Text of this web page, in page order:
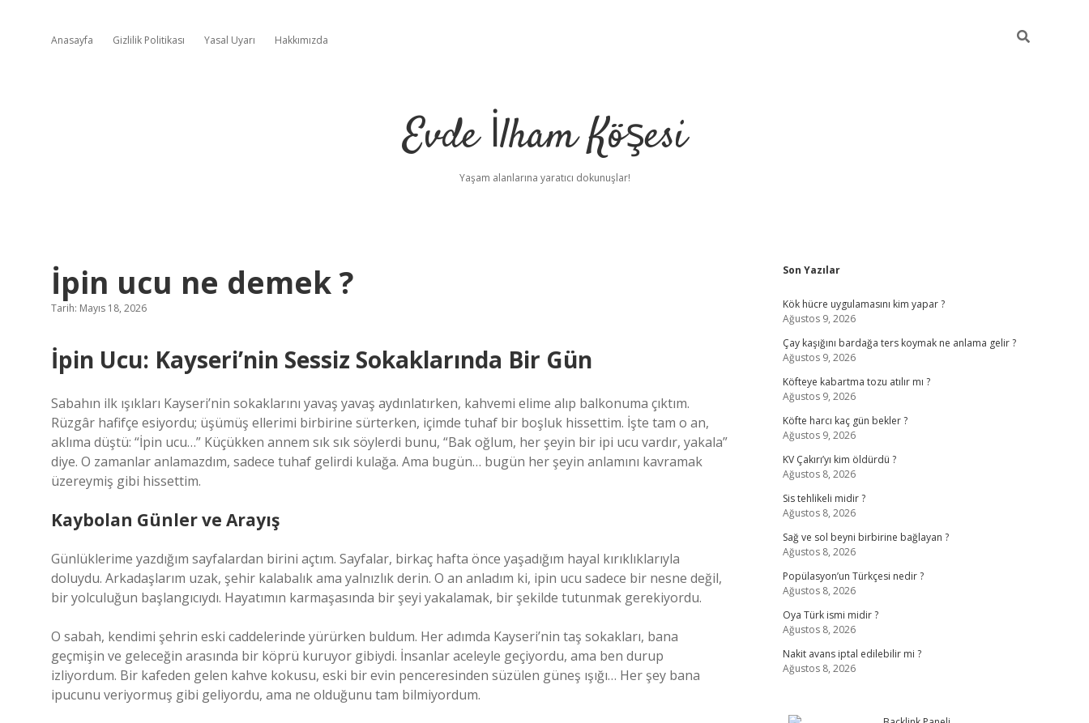
Anasayfa Gizlilik Politikası Yasal Uyarı Hakkımızda
Evde İlham Köşesi
Yaşam alanlarına yaratıcı dokunuşlar!
İpin ucu ne demek ?
Tarih: Mayıs 18, 2026
İpin Ucu: Kayseri’nin Sessiz Sokaklarında Bir Gün
Sabahın ilk ışıkları Kayseri’nin sokaklarını yavaş yavaş aydınlatırken, kahvemi elime alıp balkonuma çıktım.
Rüzgâr hafifçe esiyordu; üşümüş ellerimi birbirine sürterken, içimde tuhaf bir boşluk hissettim. İşte tam o an,
aklıma düştü: “İpin ucu…” Küçükken annem sık sık söylerdi bunu, “Bak oğlum, her şeyin bir ipi ucu vardır, yakala”
diye. O zamanlar anlamazdım, sadece tuhaf gelirdi kulağa. Ama bugün… bugün her şeyin anlamını kavramak
üzereymiş gibi hissettim.
Kaybolan Günler ve Arayış
Günlüklerime yazdığım sayfalardan birini açtım. Sayfalar, birkaç hafta önce yaşadığım hayal kırıklıklarıyla
doluydu. Arkadaşlarım uzak, şehir kalabalık ama yalnızlık derin. O an anladım ki, ipin ucu sadece bir nesne değil,
bir yolculuğun başlangıcıydı. Hayatımın karmaşasında bir şeyi yakalamak, bir şekilde tutunmak gerekiyordu.
O sabah, kendimi şehrin eski caddelerinde yürürken buldum. Her adımda Kayseri’nin taş sokakları, bana
geçmişin ve geleceğin arasında bir köprü kuruyor gibiydi. İnsanlar aceleyle geçiyordu, ama ben durup
izliyordum. Bir kafeden gelen kahve kokusu, eski bir evin penceresinden süzülen güneş ışığı… Her şey bana
ipucunu veriyormuş gibi geliyordu, ama ne olduğunu tam bilmiyordum.
Sidebar
Son Yazılar
Kök hücre uygulamasını kim yapar ?
Ağustos 9, 2026
Çay kaşığını bardağa ters koymak ne anlama gelir ?
Ağustos 9, 2026
Köfteye kabartma tozu atılır mı ?
Ağustos 9, 2026
Köfte harcı kaç gün bekler ?
Ağustos 9, 2026
KV Çakırı’yı kim öldürdü ?
Ağustos 8, 2026
Sis tehlikeli midir ?
Ağustos 8, 2026
Sağ ve sol beyni birbirine bağlayan ?
Ağustos 8, 2026
Popülasyon’un Türkçesi nedir ?
Ağustos 8, 2026
Oya Türk ismi midir ?
Ağustos 8, 2026
Nakit avans iptal edilebilir mi ?
Ağustos 8, 2026